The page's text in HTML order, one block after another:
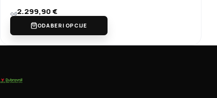
od2.299,90€
ODABERI OPCIJE